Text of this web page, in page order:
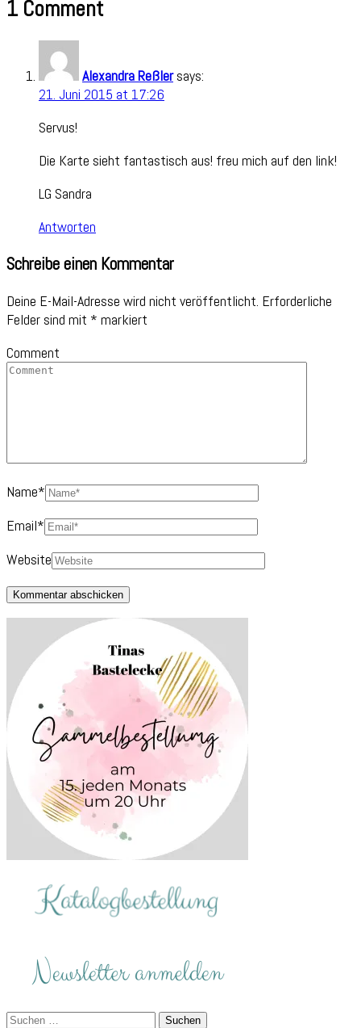
1 Comment
Alexandra Reßler says:
21. Juni 2015 at 17:26
Servus!
Die Karte sieht fantastisch aus! freu mich auf den link!
LG Sandra
Antworten
Schreibe einen Kommentar
Deine E-Mail-Adresse wird nicht veröffentlicht. Erforderliche
Felder sind mit * markiert
Comment
Name*
Email*
Website
Suchen